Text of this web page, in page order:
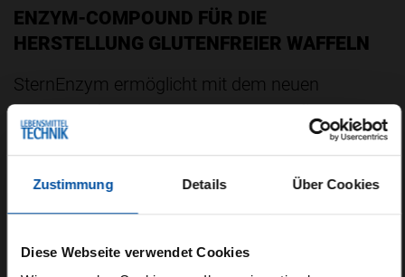
Zustimmung Details Über Cookies
Diese Webseite verwendet Cookies
ENZYM-COMPOUND FÜR DIE
HERSTELLUNG GLUTENFREIER WAFFELN
SternEnzym ermöglicht mit dem neuen
Compound Sternzym GA 31077 GF die
Herstellung von qualitativ hochwertigen